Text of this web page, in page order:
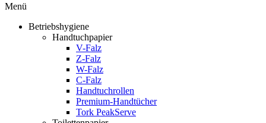
Menü
Betriebshygiene
Handtuchpapier
V-Falz
Z-Falz
W-Falz
C-Falz
Handtuchrollen
Premium-Handtücher
Tork PeakServe